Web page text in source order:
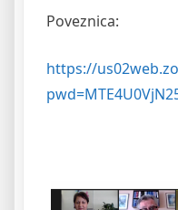
Poveznica:
https://